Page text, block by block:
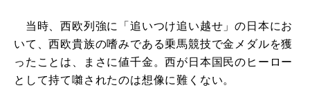
当時、西欧列強に「追いつけ追い越せ」の日本にお
いて、西欧貴族の嗜みである乗馬競技で金メダルを獲
ったことは、まさに値千金。西が日本国民のヒーロー
として持て囃されたのは想像に難くない。